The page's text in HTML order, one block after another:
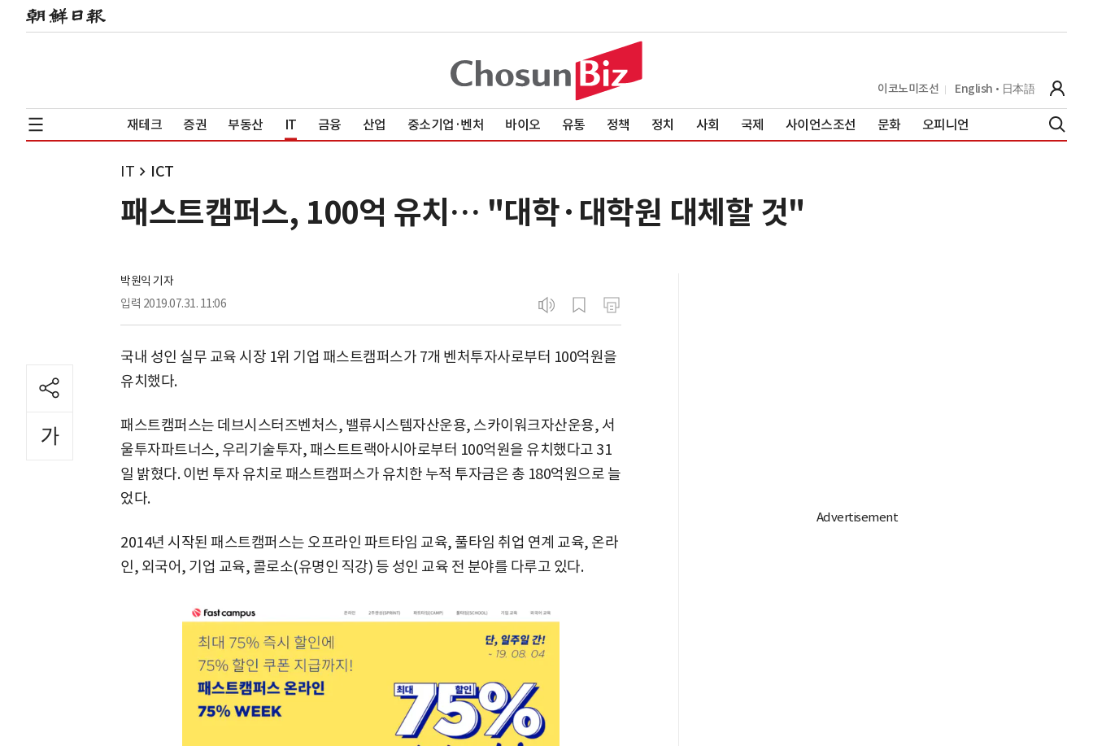
이코노미조선 English 日本語
재테크 증권 부동산 IT 금융 산업 중소기업·벤처 바이오 유통 정책 정치 사회 국제 사이언스조선 문화 오피니언
IT ICT
패스트캠퍼스, 100억 유치… "대학·대학원 대체할 것"
박원익 기자
입력 2019.07.31. 11:06
국내 성인 실무 교육 시장 1위 기업 패스트캠퍼스가 7개 벤처투자사로부터 100억원을
유치했다.
패스트캠퍼스는 데브시스터즈벤처스, 밸류시스템자산운용, 스카이워크자산운용, 서
울투자파트너스, 우리기술투자, 패스트트랙아시아로부터 100억원을 유치했다고 31
일 밝혔다. 이번 투자 유치로 패스트캠퍼스가 유치한 누적 투자금은 총 180억원으로 늘
었다.
2014년 시작된 패스트캠퍼스는 오프라인 파트타임 교육, 풀타임 취업 연계 교육, 온라
인, 외국어, 기업 교육, 콜로소(유명인 직강) 등 성인 교육 전 분야를 다루고 있다.